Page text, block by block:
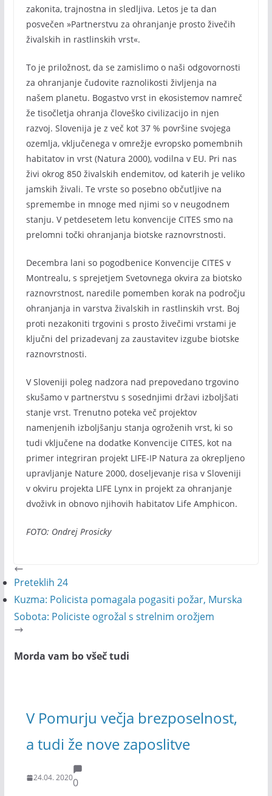
zakonita, trajnostna in sledljiva. Letos je ta dan
posvečen »Partnerstvu za ohranjanje prosto živečih
živalskih in rastlinskih vrst«.
To je priložnost, da se zamislimo o naši odgovornosti
za ohranjanje čudovite raznolikosti življenja na
našem planetu. Bogastvo vrst in ekosistemov namreč
že tisočletja ohranja človeško civilizacijo in njen
razvoj. Slovenija je z več kot 37 % površine svojega
ozemlja, vključenega v omrežje evropsko pomembnih
habitatov in vrst (Natura 2000), vodilna v EU. Pri nas
živi okrog 850 živalskih endemitov, od katerih je veliko
jamskih živali. Te vrste so posebno občutljive na
spremembe in mnoge med njimi so v neugodnem
stanju. V petdesetem letu konvencije CITES smo na
prelomni točki ohranjanja biotske raznovrstnosti.
Decembra lani so pogodbenice Konvencije CITES v
Montrealu, s sprejetjem Svetovnega okvira za biotsko
raznovrstnost, naredile pomemben korak na področju
ohranjanja in varstva živalskih in rastlinskih vrst. Boj
proti nezakoniti trgovini s prosto živečimi vrstami je
ključni del prizadevanj za zaustavitev izgube biotske
raznovrstnosti.
V Sloveniji poleg nadzora nad prepovedano trgovino
skušamo v partnerstvu s sosednjimi državi izboljšati
stanje vrst. Trenutno poteka več projektov
namenjenih izboljšanju stanja ogroženih vrst, ki so
tudi vključene na dodatke Konvencije CITES, kot na
primer integriran projekt LIFE-IP Natura za okrepljeno
upravljanje Nature 2000, doseljevanje risa v Sloveniji
v okviru projekta LIFE Lynx in projekt za ohranjanje
dvoživk in obnovo njihovih habitatov Life Amphicon.
FOTO: Ondrej Prosicky
Preteklih 24
Kuzma: Policista pomagala pogasiti požar, Murska
Sobota: Policiste ogrožal s strelnim orožjem
Morda vam bo všeč tudi
V Pomurju večja brezposelnost,
a tudi že nove zaposlitve
24.04. 20200